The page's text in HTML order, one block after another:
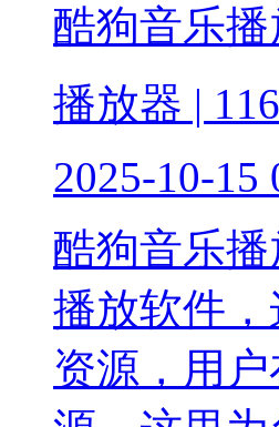
酷狗音乐
播放器 |
2025-10-15
酷狗音乐
播放软件
资源，用